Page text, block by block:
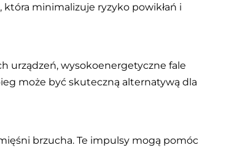
minimalizuje ryzyko powikłań i
urządzeń, wysokoenergetyczne fale
może być skuteczną alternatywą dla
brzucha. Te impulsy mogą pomóc